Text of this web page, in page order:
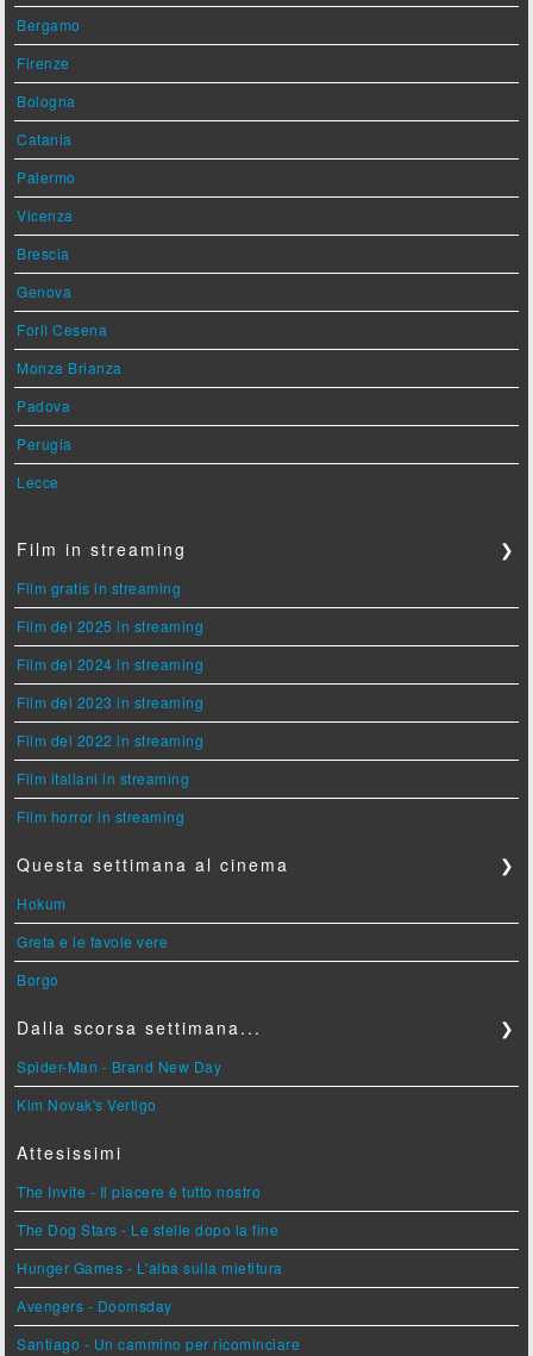
Bergamo
Firenze
Bologna
Catania
Palermo
Vicenza
Brescia
Genova
Forlì Cesena
Monza Brianza
Padova
Perugia
Lecce
Film in streaming ❯
Film gratis in streaming
Film del 2025 in streaming
Film del 2024 in streaming
Film del 2023 in streaming
Film del 2022 in streaming
Film italiani in streaming
Film horror in streaming
Questa settimana al cinema ❯
Hokum
Greta e le favole vere
Borgo
Dalla scorsa settimana... ❯
Spider-Man - Brand New Day
Kim Novak's Vertigo
Attesissimi
The Invite - Il piacere è tutto nostro
The Dog Stars - Le stelle dopo la fine
Hunger Games - L'alba sulla mietitura
Avengers - Doomsday
Santiago - Un cammino per ricominciare